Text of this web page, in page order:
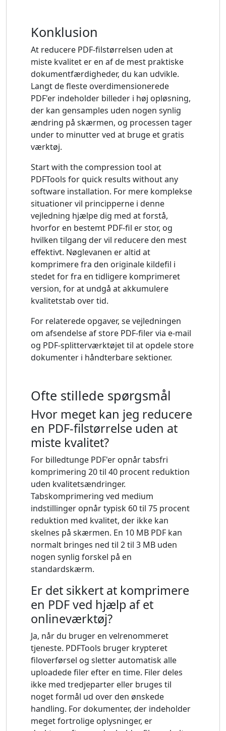
Konklusion
At reducere PDF-filstørrelsen uden at
miste kvalitet er en af ​​de mest praktiske
dokumentfærdigheder, du kan udvikle.
Langt de fleste overdimensionerede
PDF'er indeholder billeder i høj opløsning,
der kan gensamples uden nogen synlig
ændring på skærmen, og processen tager
under to minutter ved at bruge et gratis
værktøj.
Start with the compression tool at
PDFTools for quick results without any
software installation. For mere komplekse
situationer vil principperne i denne
vejledning hjælpe dig med at forstå,
hvorfor en bestemt PDF-fil er stor, og
hvilken tilgang der vil reducere den mest
effektivt. Nøglevanen er altid at
komprimere fra den originale kildefil i
stedet for fra en tidligere komprimeret
version, for at undgå at akkumulere
kvalitetstab over tid.
For relaterede opgaver, se vejledningen
om afsendelse af store PDF-filer via e-mail
og PDF-splitterværktøjet til at opdele store
dokumenter i håndterbare sektioner.
Ofte stillede spørgsmål
Hvor meget kan jeg reducere
en PDF-filstørrelse uden at
miste kvalitet?
For billedtunge PDF'er opnår tabsfri
komprimering 20 til 40 procent reduktion
uden kvalitetsændringer.
Tabskomprimering ved medium
indstillinger opnår typisk 60 til 75 procent
reduktion med kvalitet, der ikke kan
skelnes på skærmen. En 10 MB PDF kan
normalt bringes ned til 2 til 3 MB uden
nogen synlig forskel på en
standardskærm.
Er det sikkert at komprimere
en PDF ved hjælp af et
onlineværktøj?
Ja, når du bruger en velrenommeret
tjeneste. PDFTools bruger krypteret
filoverførsel og sletter automatisk alle
uploadede filer efter en time. Filer deles
ikke med tredjeparter eller bruges til
noget formål ud over den ønskede
handling. For dokumenter, der indeholder
meget fortrolige oplysninger, er